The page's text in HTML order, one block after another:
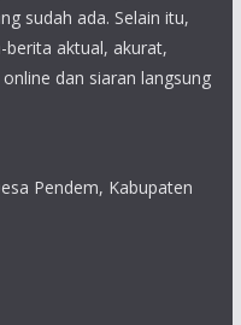
sudah ada. Selain itu,
aktual, akurat,
dan siaran langsung
Pendem, Kabupaten